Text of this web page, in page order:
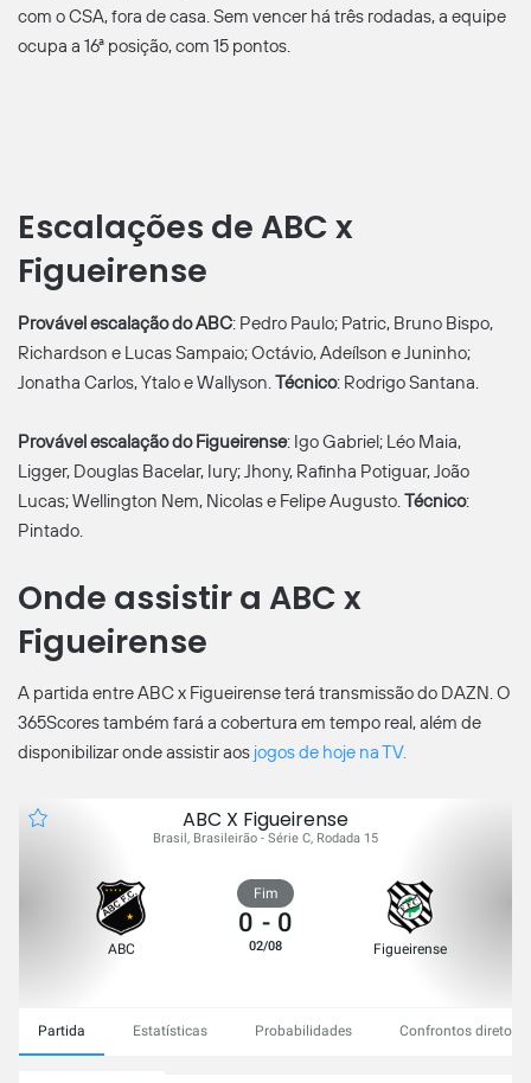
com o CSA, fora de casa. Sem vencer há três rodadas, a equipe
ocupa a 16ª posição, com 15 pontos.
Escalações de ABC x
Figueirense
Provável escalação do ABC: Pedro Paulo; Patric, Bruno Bispo,
Richardson e Lucas Sampaio; Octávio, Adeílson e Juninho;
Jonatha Carlos, Ytalo e Wallyson.Técnico: Rodrigo Santana.
Provável escalação do Figueirense: Igo Gabriel; Léo Maia,
Ligger, Douglas Bacelar, Iury; Jhony, Rafinha Potiguar, João
Lucas; Wellington Nem, Nicolas e Felipe Augusto.Técnico:
Pintado.
Onde assistir a ABC x
Figueirense
A partida entre ABC x Figueirense terá transmissão do DAZN. O
365Scores também fará a cobertura em tempo real, além de
disponibilizar onde assistir aos jogos de hoje na TV.
ABC X Figueirense
Brasil, Brasileirão - Série C, Rodada 15
ABC
Fim
0 - 0
02/08 Figueirense
Partida Estatísticas Probabilidades Confrontos diretos